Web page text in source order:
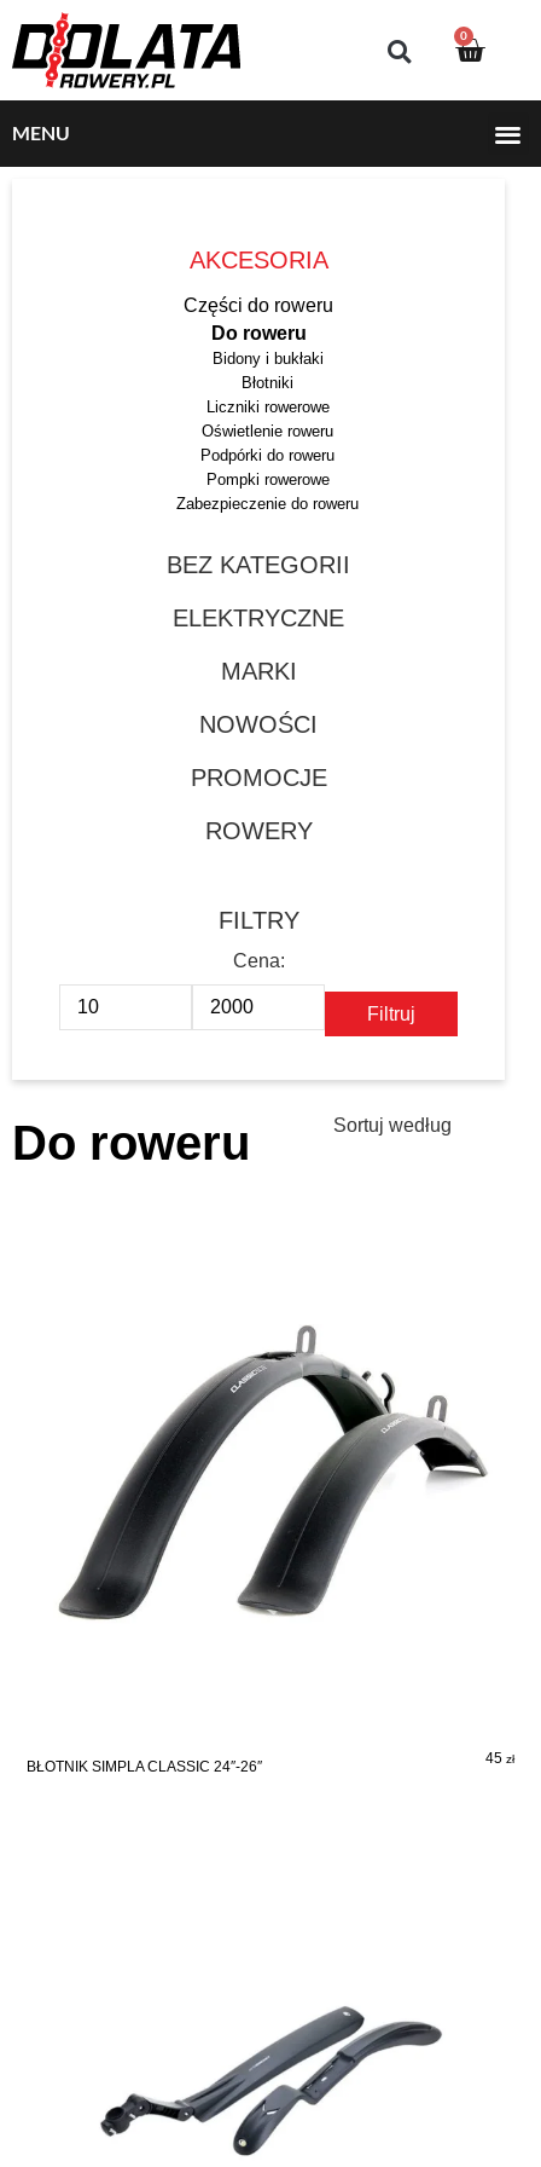
0
MENU
AKCESORIA
Części do roweru
Do roweru
Bidony i bukłaki
Błotniki
Liczniki rowerowe
Oświetlenie roweru
Podpórki do roweru
Pompki rowerowe
Zabezpieczenie do roweru
BEZ KATEGORII
ELEKTRYCZNE
MARKI
NOWOŚCI
PROMOCJE
ROWERY
FILTRY
min
max
Filtruj
Do roweru Sortuj według
BŁOTNIK SIMPLA CLASSIC 24″-26″
45 zł